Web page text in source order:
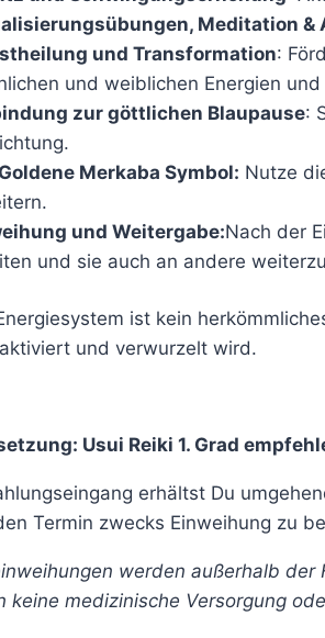
Meditation &
und Transformation:
und weiblichen Energien
zur göttlichen Blaupause:
Merkaba Symbol: Nutze
und Weitergabe:Nach der
und sie auch an andere
ist kein
und verwurzelt wird.
Usui Reiki 1. Grad
erhältst Du
Termin zwecks Einweihung zu
werden außerhalb
keine medizinische Versorgung